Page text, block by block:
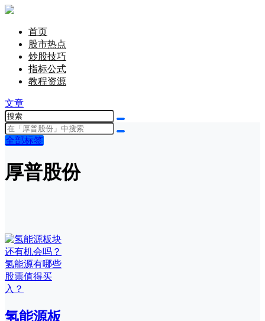
首页
股市热点
炒股技巧
指标公式
教程资源
文章
全部标签
厚普股份
氢能源板